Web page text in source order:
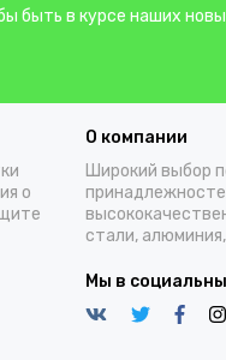
быть в курсе наших
о
О компании
Широкий выбор
стали,
Мы в